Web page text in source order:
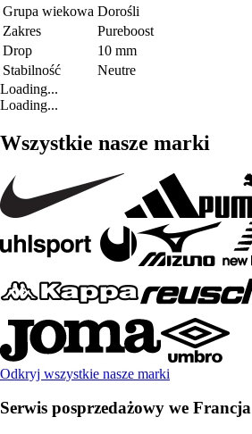
Grupa wiekowa Dorośli
Zakres
Pureboost
Drop
10 mm
Stabilność
Neutre
Loading...
Loading...
Wszystkie nasze marki
Odkryj wszystkie nasze marki
Serwis posprzedażowy we Francja